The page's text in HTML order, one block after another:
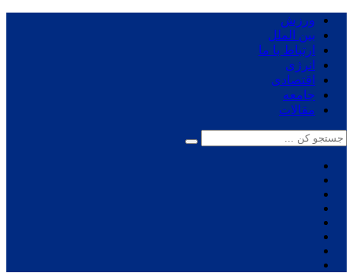
ورزش
بین الملل
ارتباط با ما
انرژی
اقتصادی
جامعه
مقالات